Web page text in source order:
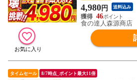
4,980円 送料込み
46
食の達人森源商店
タイムセール 8/7時点_ポイント最大11倍